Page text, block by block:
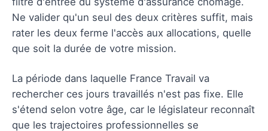
Ne valider qu'un seul des deux critères suffit, mais
rater les deux ferme l'accès aux allocations, quelle
que soit la durée de votre mission.
La période dans laquelle France Travail va
rechercher ces jours travaillés n'est pas fixe. Elle
s'étend selon votre âge, car le législateur reconnaît
que les trajectoires professionnelles se